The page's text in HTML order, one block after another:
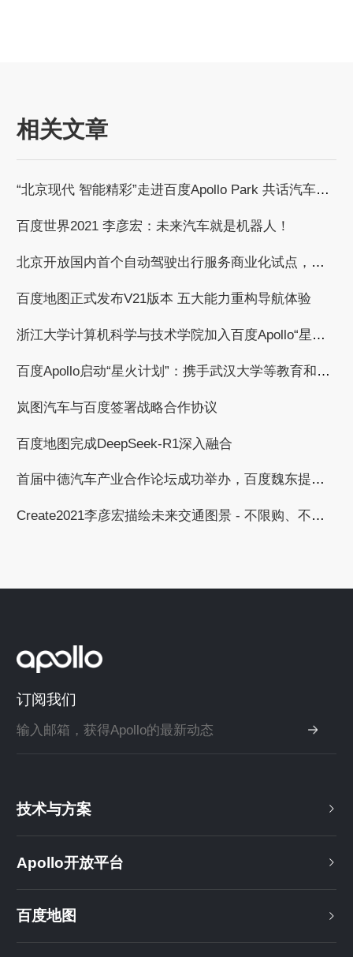
相关文章
“北京现代 智能精彩”走进百度Apollo Park 共话汽车智能化发展浪潮
百度世界2021 李彦宏：未来汽车就是机器人！
北京开放国内首个自动驾驶出行服务商业化试点，百度获自动驾驶商业化收费试点许可
百度地图正式发布V21版本 五大能力重构导航体验
浙江大学计算机科学与技术学院加入百度Apollo“星火计划”，共建自动驾驶繁荣生态
百度Apollo启动“星火计划”：携手武汉大学等教育和科研机构，共建自动驾驶产学研用繁荣生态
岚图汽车与百度签署战略合作协议
百度地图完成DeepSeek-R1深入融合
首届中德汽车产业合作论坛成功举办，百度魏东提出与德国汽车工业合作的三个倡议
Create2021李彦宏描绘未来交通图景 - 不限购、不限行、无拥堵
订阅我们
技术与方案
Apollo开放平台
百度地图